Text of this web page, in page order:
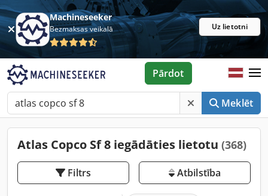
Machineseeker
Bezmaksas veikalā Uz lietotni
Meklēt
Pārdot
Atlas Copco Sf 8 iegādāties lietotu (368)
Filtrs Atbilstība